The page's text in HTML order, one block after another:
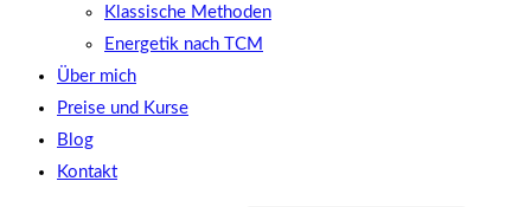
Klassische Methoden
Energetik nach TCM
Über mich
Preise und Kurse
Blog
Kontakt